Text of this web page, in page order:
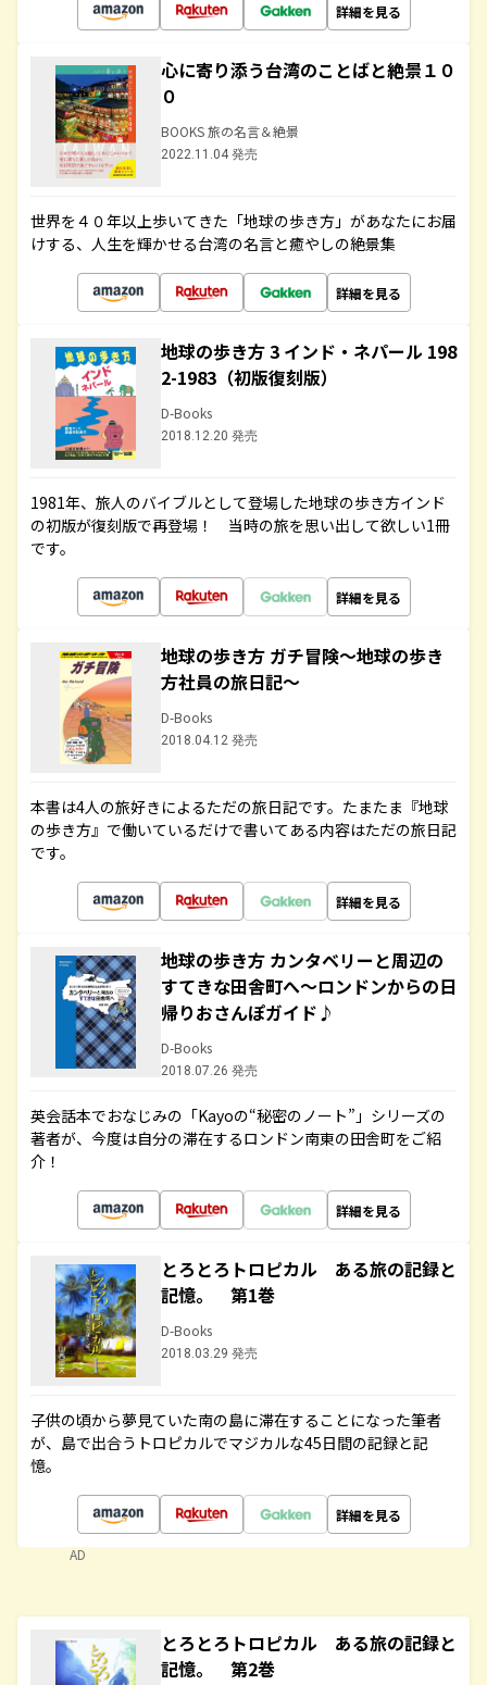
詳細を見る
心に寄り添う台湾のことばと絶景１０
０
BOOKS 旅の名言＆絶景
2022.11.04 発売
世界を４０年以上歩いてきた「地球の歩き方」があなたにお届
けする、人生を輝かせる台湾の名言と癒やしの絶景集
詳細を見る
地球の歩き方 3 インド・ネパール 198
2-1983（初版復刻版）
D-Books
2018.12.20 発売
1981年、旅人のバイブルとして登場した地球の歩き方インド
の初版が復刻版で再登場！ 当時の旅を思い出して欲しい1冊
です。
詳細を見る
地球の歩き方 ガチ冒険～地球の歩き
方社員の旅日記～
D-Books
2018.04.12 発売
本書は4人の旅好きによるただの旅日記です。たまたま『地球
の歩き方』で働いているだけで書いてある内容はただの旅日記
です。
詳細を見る
地球の歩き方 カンタベリーと周辺の
すてきな田舎町へ～ロンドンからの日
帰りおさんぽガイド♪
D-Books
2018.07.26 発売
英会話本でおなじみの「Kayoの“秘密のノート”」シリーズの
著者が、今度は自分の滞在するロンドン南東の田舎町をご紹
介！
詳細を見る
とろとろトロピカル ある旅の記録と
記憶。 第1巻
D-Books
2018.03.29 発売
子供の頃から夢見ていた南の島に滞在することになった筆者
が、島で出合うトロピカルでマジカルな45日間の記録と記
憶。
詳細を見る
AD
とろとろトロピカル ある旅の記録と
記憶。 第2巻